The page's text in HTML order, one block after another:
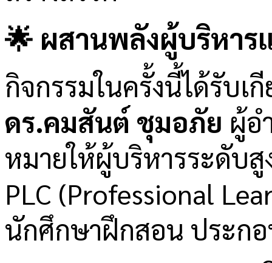
🌟 ผสานพลังผู้บริหาร
กิจกรรมในครั้งนี้ได้รับเ
ดร.คมสันต์ ชุมอภัย ผู้อ
หมายให้ผู้บริหารระดับสู
PLC (Professional
นักศึกษาฝึกสอน ประก